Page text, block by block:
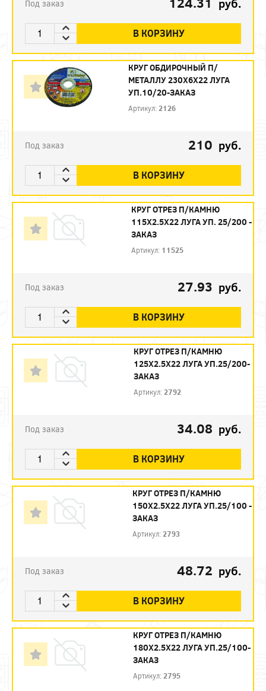
Под заказ руб.
В КОРЗИНУ
КРУГ ОБДИРОЧНЫЙ П/
МЕТАЛЛУ 230Х6Х22 ЛУГА
УП.10/20-ЗАКАЗ
Артикул: 2126
Под заказ 210 руб.
В КОРЗИНУ
КРУГ ОТРЕЗ П/КАМНЮ
115Х2.5Х22 ЛУГА УП. 25/200 -
ЗАКАЗ
Артикул: 11525
Под заказ 27.93 руб.
В КОРЗИНУ
КРУГ ОТРЕЗ П/КАМНЮ
125Х2.5Х22 ЛУГА УП.25/200-
ЗАКАЗ
Артикул: 2792
Под заказ 34.08 руб.
В КОРЗИНУ
КРУГ ОТРЕЗ П/КАМНЮ
150Х2.5Х22 ЛУГА УП.25/100 -
ЗАКАЗ
Артикул: 2793
Под заказ 48.72 руб.
В КОРЗИНУ
КРУГ ОТРЕЗ П/КАМНЮ
180Х2.5Х22 ЛУГА УП.25/100-
ЗАКАЗ
Артикул: 2795